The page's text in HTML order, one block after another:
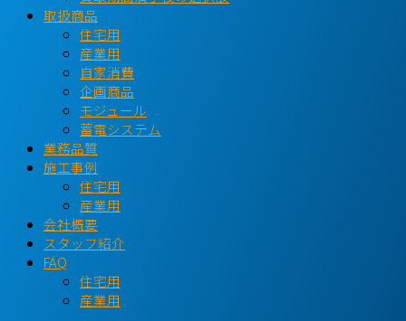
取扱商品
住宅用
産業用
自家消費
企画商品
モジュール
蓄電システム
業務品質
施工事例
住宅用
産業用
会社概要
スタッフ紹介
FAQ
住宅用
産業用